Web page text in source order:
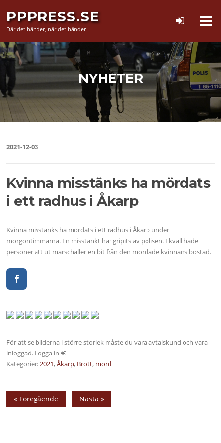
innehåll
PPPRESS.SE
Där det händer, när det händer
Meny
NYHETER
2021-12-03
Kvinna misstänks ha mördats
i ett radhus i Åkarp
Kvinna misstänks ha mördats i ett radhus i Åkarp under
morgontimmarna. En misstänkt har gripits av polisen. I kväll hade
personer att ut marschaller en bit från den mördade kvinnans bostad.
För att se bilderna i större storlek måste du vara avtalskund och vara
inloggad. Logga in
Kategorier:2021,Åkarp, Brott, mord
« Föregående Nästa »